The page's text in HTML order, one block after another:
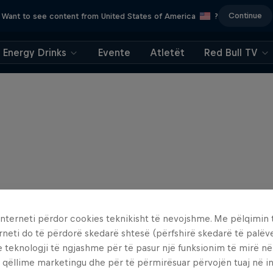
Want to see content from United States of America ? Continue
Energy Drinks Evente Atletët Red Bull TV
përdor cookies teknikisht të nevojshme. Me pëlqimin
do të përdorë skedarë shtesë (përfshirë skedarë të
teknologji të ngjashme për të pasur një funksionim të mirë
marketingu dhe për të përmirësuar përvojën tuaj në